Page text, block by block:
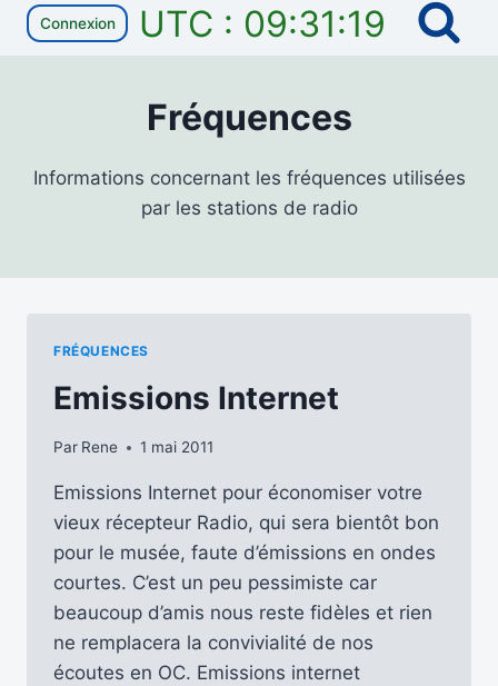
Connexion UTC : 09:31:19
Fréquences
Informations concernant les fréquences utilisées
par les stations de radio
FRÉQUENCES
Emissions Internet
Par Rene 1 mai 2011
Emissions Internet pour économiser votre
vieux récepteur Radio, qui sera bientôt bon
pour le musée, faute d’émissions en ondes
courtes. C’est un peu pessimiste car
beaucoup d’amis nous reste fidèles et rien
ne remplacera la convivialité de nos
écoutes en OC. Emissions internet